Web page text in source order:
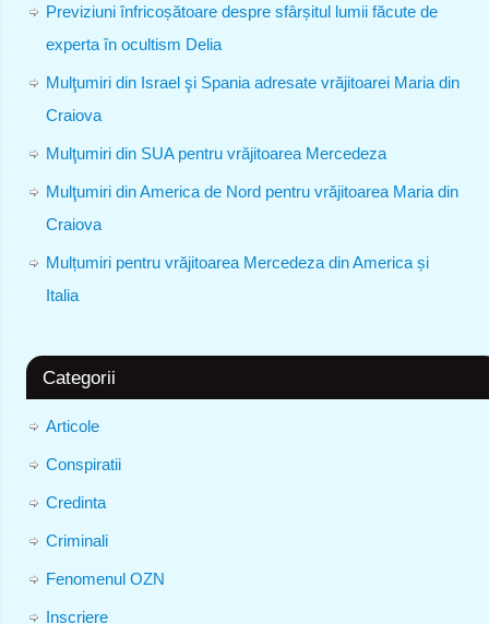
Previziuni înfricoșătoare despre sfârșitul lumii făcute de
experta în ocultism Delia
Mulţumiri din Israel şi Spania adresate vrăjitoarei Maria din
Craiova
Mulţumiri din SUA pentru vrăjitoarea Mercedeza
Mulţumiri din America de Nord pentru vrăjitoarea Maria din
Craiova
Mulțumiri pentru vrăjitoarea Mercedeza din America și
Italia
Categorii
Articole
Conspiratii
Credinta
Criminali
Fenomenul OZN
Inscriere